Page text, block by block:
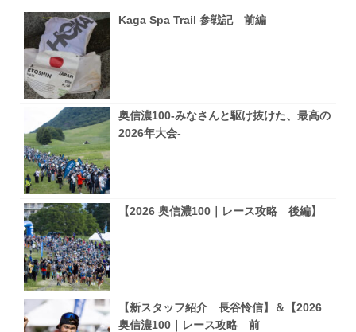
Kaga Spa Trail 参戦記 前編
奥信濃100-みなさんと駆け抜けた、最高の
2026年大会-
【2026 奥信濃100｜レース攻略 後編】
【新スタッフ紹介 長谷怜信】＆【2026
奥信濃100｜レース攻略 前